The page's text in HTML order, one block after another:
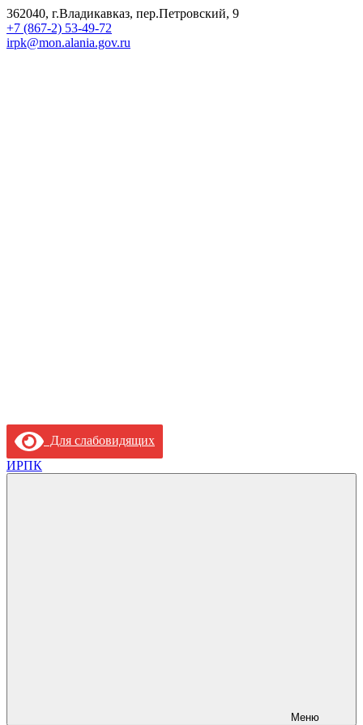
362040, г.Владикавказ, пер.Петровский, 9
+7 (867-2) 53-49-72
irpk@mon.alania.gov.ru
Для слабовидящих
ИРПК
Меню